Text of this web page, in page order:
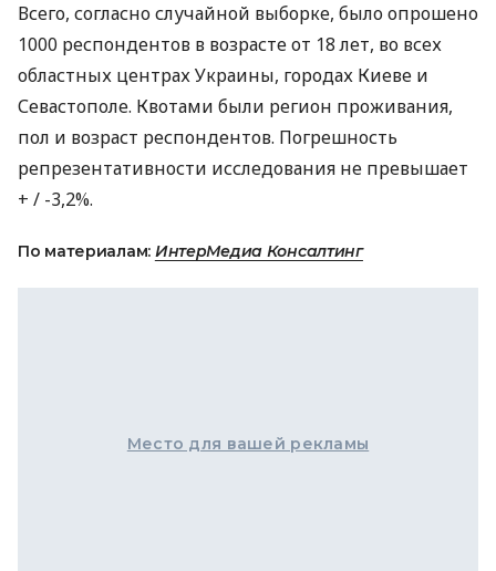
Всего, согласно случайной выборке, было опрошено
1000 респондентов в возрасте от 18 лет, во всех
областных центрах Украины, городах Киеве и
Севастополе. Квотами были регион проживания,
пол и возраст респондентов. Погрешность
репрезентативности исследования не превышает
+ / -3,2%.
По материалам: ИнтерМедиа Консалтинг
Место для вашей рекламы